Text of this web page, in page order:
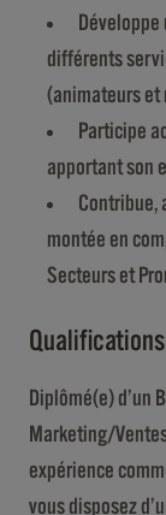
différents
(animateurs et
Participe
apportant son
Contribue,
montée en
Secteurs et
Qualifications
Diplômé(e) d’un
Marketing/
expérience
vous disposez